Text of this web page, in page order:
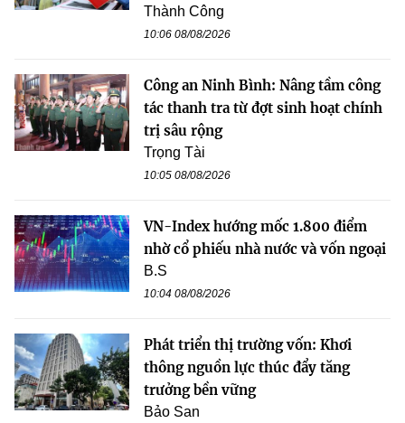
Thành Công
10:06 08/08/2026
Công an Ninh Bình: Nâng tầm công
tác thanh tra từ đợt sinh hoạt chính
trị sâu rộng
Trọng Tài
10:05 08/08/2026
VN-Index hướng mốc 1.800 điểm
nhờ cổ phiếu nhà nước và vốn ngoại
B.S
10:04 08/08/2026
Phát triển thị trường vốn: Khơi
thông nguồn lực thúc đẩy tăng
trưởng bền vững
Bảo San